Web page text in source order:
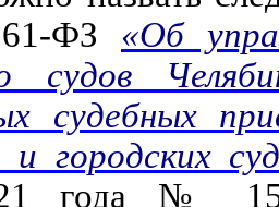
ФЗ «Об
судов
судебных
и городских
года №